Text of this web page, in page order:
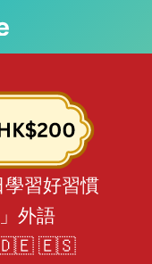
習好習慣
外語
🇪🇸